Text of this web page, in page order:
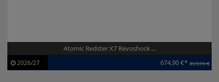
Atomic Redster X7 Revoshock ...
2026/27 674,90 €* 859,99 €